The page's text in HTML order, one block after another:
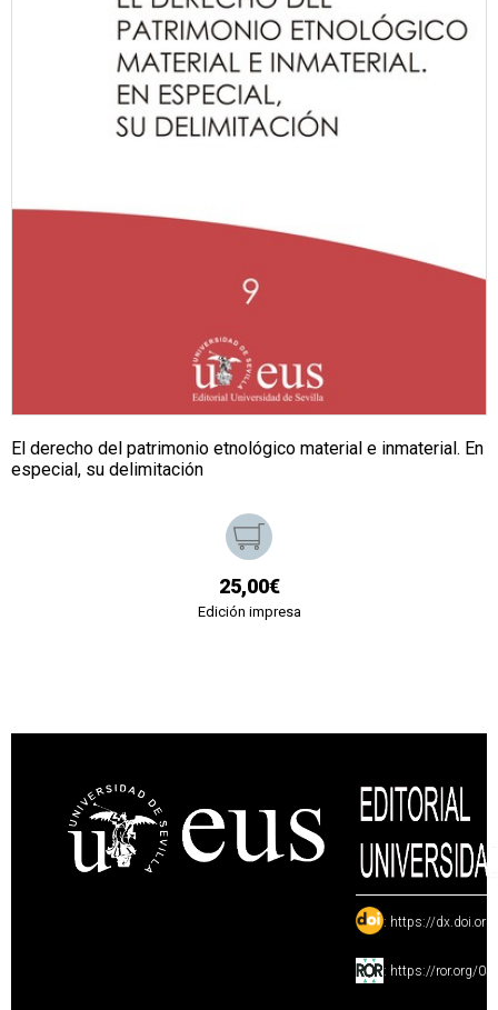
El derecho del patrimonio etnológico material e inmaterial. En
especial, su delimitación
25,00€
Edición impresa
: https://
: https://ror.org/